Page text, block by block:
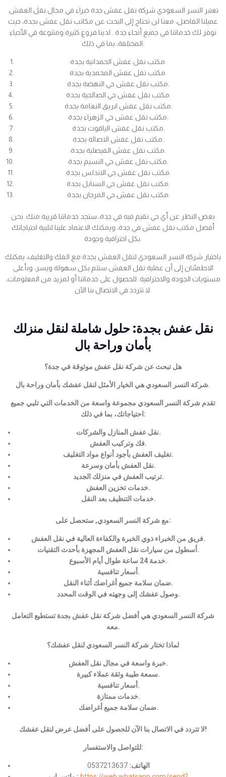
تعتبر النسر السعودي شركة نقل عفش جدة خبراء في مجال نقل العفش.
عميلنا الفاضل، معنا لن تحتاج إلى البحث عن مكاتب نقل عفش بجدة، حيث
نوفر لك خدماتنا في جميع أنحاء جدة . لدينا فروع كثيرة ومتنوعة في الأحياء
المختلفة، بما في ذلك:
مكتب نقل عفش الحمدانية بجدة.
مكتب نقل عفش المحمدية بجدة.
مكتب نقل عفش حي النهضة بجدة.
مكتب نقل عفش حي الصالحية بجدة.
مكتب نقل عفش ابريق النعامة بجدة.
مكتب نقل عفش حي الزهراء بجدة.
مكتب نقل عفش الياقوت بجدة.
مكتب نقل عفش الاصالة بجدة.
مكتب نقل عفش الفيصلية بجدة.
مكتب نقل عفش حي النسيم بجدة.
مكتب نقل عفش حي الاندلس بجدة.
مكتب نقل عفش حي السنابل بجدة.
مكتب نقل عفش حي المرجان بجدة.
بغض النظر عن أي حي تقيم فيه في جدة، ستجد خدماتنا قريبة منك. نحن
أفضل مكتب نقل عفش في جدة، ويمكنك الاعتماد علينا لتلبية احتياجاتك
بكل احترافية وجودة.
باختيار شركة النسر السعودي لنقل العفش بجدة مع الفك والتغليف، يمكنك
الاطمئنان إلى أن عملية نقل العفش ستتم بكل سهولة ويسر، وبأعلى
مستويات الجودة والاحترافية. للحصول على خدماتنا أو لمزيد من المعلومات،
لا تتردد في الاتصال بنا الآن.
نقل عفش بجدة: حلول شاملة لنقل منزلك
بأمان وراحة بال
هل تبحث عن شركة نقل عفش موثوقة في جدة؟
شركة النسر السعودي هي الخيار الأمثل لنقل عفشك بأمان وراحة بال.
تقدم شركة النسر السعودي مجموعة واسعة من الخدمات التي تلبي جميع
احتياجاتك، بما في ذلك:
نقل عفش المنازل والشركات.
فك وتركيب العفش.
تغليف العفش بأجود أنواع مواد التغليف.
نقل العفش بأمان وسرعة.
ترتيب العفش في منزلك الجديد.
خدمات تخزين العفش.
خدمات التنظيف بعد النقل.
مع شركة النسر السعودي, ستحصل على:
فريق من الخبراء ذوي الخبرة والكفاءة العالية في نقل العفش.
أسطول من سيارات نقل العفش المجهزة بأحدث التقنيات.
خدمة 24 ساعة طوال أيام الأسبوع.
أسعار تنافسية.
ضمان سلامة جميع أغراضك أثناء النقل.
وصول عفشك إلى وجهته في الوقت المحدد.
شركة النسر السعودي هي أفضل شركة نقل عفش بجدة تستطيع التعامل
معه.
لماذا تختار شركة النسر السعودي لنقل عفشك؟
خبرة واسعة في مجال نقل العفش.
سمعة طيبة وثقة عملاء كبيرة.
أسعار تنافسية.
خدمات ممتازة.
ضمان سلامة جميع أغراضك.
لا تتردد في الاتصال بنا الآن للحصول على أفضل عرض لنقل عفشك!
للتواصل والاستفسار:
الهاتف: 0537213637